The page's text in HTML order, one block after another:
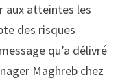
aux atteintes les
des risques
qu’a délivré
Maghreb chez